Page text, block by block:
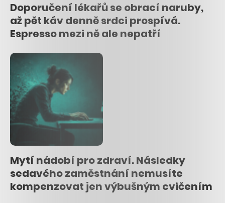
Doporučení lékařů se obrací naruby,
až pět káv denně srdci prospívá.
Espresso mezi ně ale nepatří
Mytí nádobí pro zdraví. Následky
sedavého zaměstnání nemusíte
kompenzovat jen výbušným cvičením